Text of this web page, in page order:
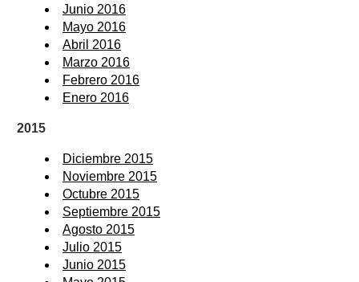
Junio 2016
Mayo 2016
Abril 2016
Marzo 2016
Febrero 2016
Enero 2016
2015
Diciembre 2015
Noviembre 2015
Octubre 2015
Septiembre 2015
Agosto 2015
Julio 2015
Junio 2015